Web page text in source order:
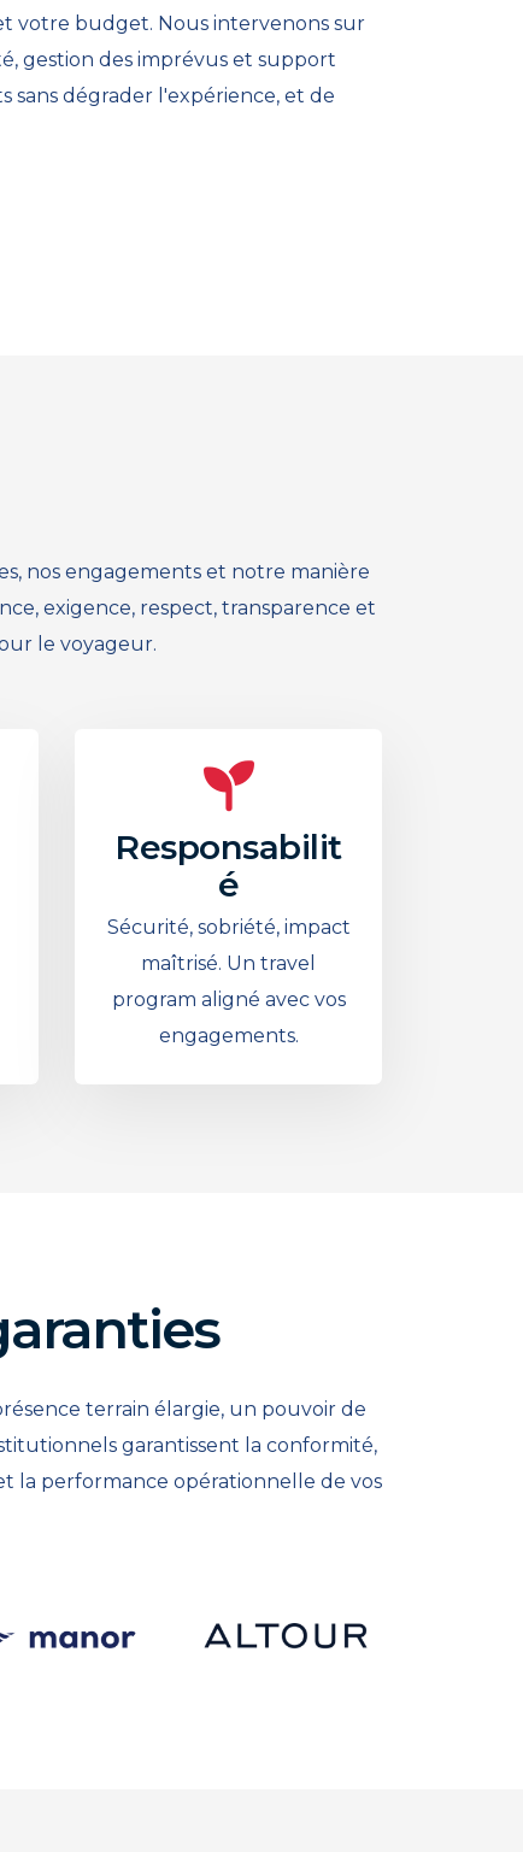
votre budget. Nous intervenons sur
gestion des imprévus et support
sans dégrader l'expérience, et de
nos engagements et notre manière
exigence, respect, transparence et
le voyageur.
Responsabilit
é
Sécurité, sobriété, impact
maîtrisé. Un travel
program aligné avec vos
engagements.
terrain élargie, un pouvoir de
garantissent la conformité,
la performance opérationnelle de vos